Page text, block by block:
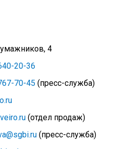
4
20-36
70-45 (пресс-служба)
(отдел продаж)
(пресс-служба)